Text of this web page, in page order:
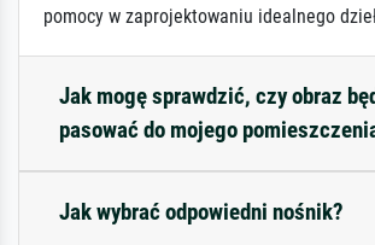
pomocy w zaprojektowaniu idealnego
Jak mogę sprawdzić, czy obraz
pasować do mojego
Jak wybrać odpowiedni nośnik?